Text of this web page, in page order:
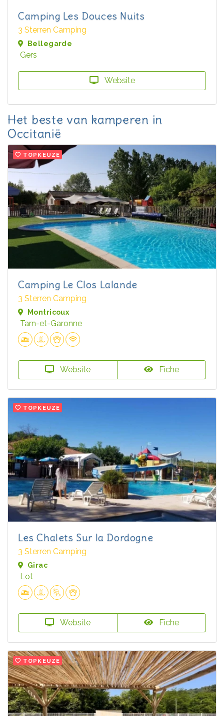
Camping Les Douces Nuits
3 Sterren Camping
Bellegarde
Gers
Website
Het beste van kamperen in
Occitanië
TOPKEUZE
Camping Le Clos Lalande
3 Sterren Camping
Montricoux
Tarn-et-Garonne
Website Fiche
TOPKEUZE
Les Chalets Sur la Dordogne
3 Sterren Camping
Girac
Lot
Website Fiche
TOPKEUZE